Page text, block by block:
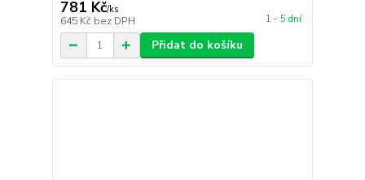
781 Kč/ks
645 Kč bez DPH 1 - 5 dní
Přidat do košíku